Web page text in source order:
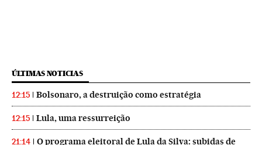
ÚLTIMAS NOTICIAS
12:15 Bolsonaro, a destruição como estratégia
12:15 Lula, uma ressurreição
21:14
O programa eleitoral de Lula da Silva: subidas de